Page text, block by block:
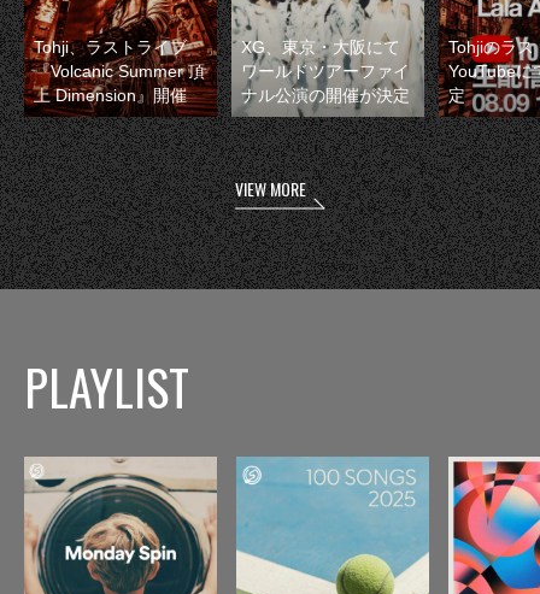
Tohji、ラストライブ
『Volcanic Summer 頂
上 Dimension』開催
XG、東京・大阪にて
ワールドツアーファイ
ナル公演の開催が決定
Tohjiのラス
YouTubeに
定
VIEW MORE
PLAYLIST